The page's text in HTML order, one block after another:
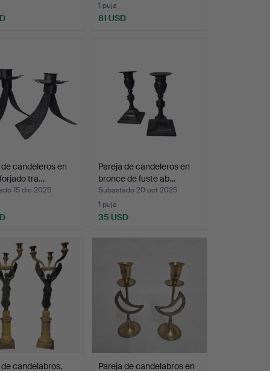
1 puja
81 USD
de candeleros en
tra…
15 dic 2025
Pareja de candeleros en
bronce de fuste ab…
Subastado 20 oct 2025
1 puja
35 USD
de candelabros,
Pareja de candelabros en